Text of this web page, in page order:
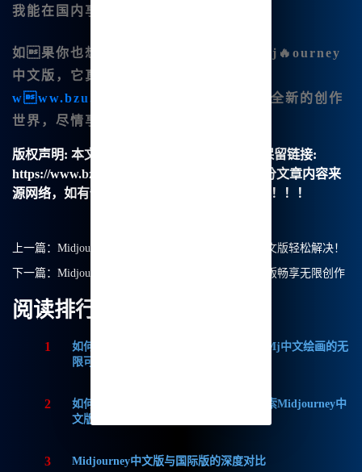
我能在国内享受到最前沿的AI绘图体验。
如果你也想感受这一切，不妨试试Midj🔥ourney
中文版，它真的非常适合国内用户。在
www.bzu.cn
注册后，你将会发现一个全新的创作
世界，尽情享受AI绘画带来的乐趣吧.！
版权声明: 本文由【B族智能】原创，转载请保留链接:
https://www.bzu.cn/news/show/8866.html，部分文章内容来
源网络，如有侵权请联系我们删除处理。谢谢！！！
上一篇： Midjourney登不上？使用Midjourney官方中文版轻松解决！
下一篇： Midjourney如何登录？使用Midjourney中文版畅享无限创作
阅读排行
1
如何获取Midjourney破解版免费？探索Mj中文绘画的无
限可能
2
如何轻松实现Midjourney本地部署？探索Midjourney中
文版的无限可能
3 Midjourney中文版与国际版的深度对比